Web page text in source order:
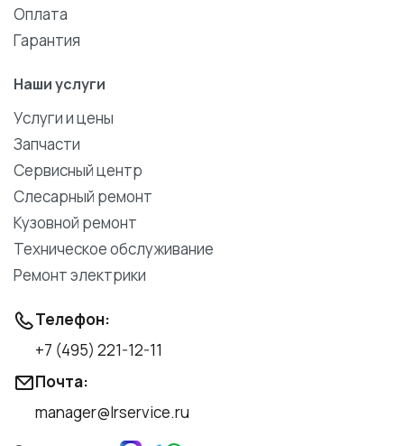
Оплата
Гарантия
Наши услуги
Услуги и цены
Запчасти
Сервисный центр
Слесарный ремонт
Кузовной ремонт
Техническое обслуживание
Ремонт электрики
Телефон:
+7 (495) 221-12-11
Почта:
manager@lrservice.ru